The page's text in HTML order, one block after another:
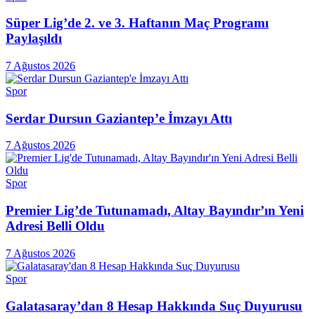
Süper Lig’de 2. ve 3. Haftanın Maç Programı
Paylaşıldı
7 Ağustos 2026
Spor
Serdar Dursun Gaziantep’e İmzayı Attı
7 Ağustos 2026
Spor
Premier Lig’de Tutunamadı, Altay Bayındır’ın Yeni
Adresi Belli Oldu
7 Ağustos 2026
Spor
Galatasaray’dan 8 Hesap Hakkında Suç Duyurusu